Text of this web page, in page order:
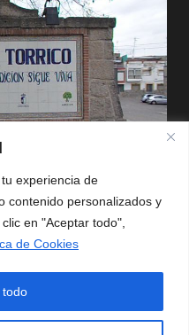
experiencia de
contenido personalizados y
en "Aceptar todo",
de Cookies
Cookies